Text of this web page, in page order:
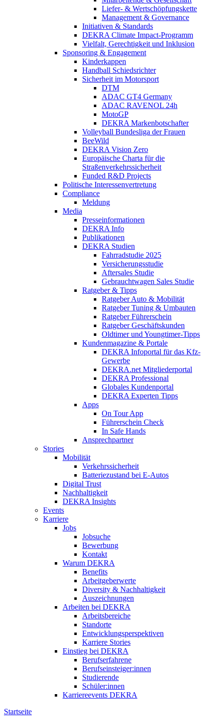
Liefer- & Wertschöpfungskette
Management & Governance
Initiativen & Standards
DEKRA Climate Impact-Programm
Vielfalt, Gerechtigkeit und Inklusion​
Sponsoring & Engagement
Kinderkappen
Handball Schiedsrichter
Sicherheit im Motorsport
DTM
ADAC GT4 Germany
ADAC RAVENOL 24h
MotoGP
DEKRA Markenbotschafter
Volleyball Bundesliga der Frauen
BeeWild
DEKRA Vision Zero
Europäische Charta für die
Straßenverkehrssicherheit
Funded R&D Projects
Politische Interessenvertretung
Compliance
Meldung
Media
Presseinformationen
DEKRA Info
Publikationen
DEKRA Studien
Fahrradstudie 2025
Versicherungsstudie
Aftersales Studie
Gebrauchtwagen Sales Studie
Ratgeber & Tipps
Ratgeber Auto & Mobilität
Ratgeber Tuning & Umbauten
Ratgeber Führerschein
Ratgeber Geschäftskunden
Oldtimer und Youngtimer-Tipps
Kundenmagazine & Portale
DEKRA Infoportal für das Kfz-
Gewerbe
DEKRA.net Mitgliederportal
DEKRA Professional
Globales Kundenportal
DEKRA Experten Tipps
Apps
On Tour App
Führerschein Check
In Safe Hands
Ansprechpartner
Stories
Mobilität
Verkehrssicherheit
Batteriezustand bei E-Autos
Digital Trust
Nachhaltigkeit
DEKRA Insights
Events
Karriere
Jobs
Jobsuche
Bewerbung
Kontakt
Warum DEKRA
Benefits
Arbeitgeberwerte
Diversity & Nachhaltigkeit
Auszeichnungen
Arbeiten bei DEKRA
Arbeitsbereiche
Standorte
Entwicklungsperspektiven
Karriere Stories
Einstieg bei DEKRA
Berufserfahrene
Berufseinsteiger:innen
Studierende
Schüler:innen
Karriereevents DEKRA
Startseite